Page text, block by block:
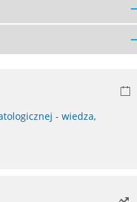
- wiedza,